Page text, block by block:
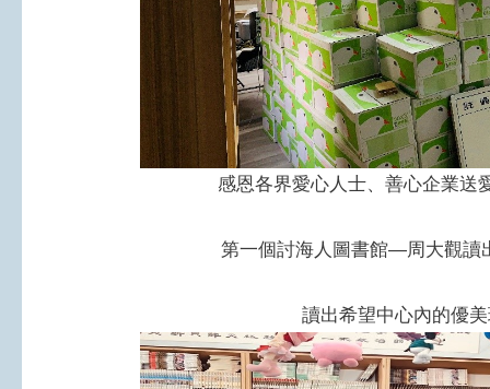
感恩各界愛心人士、善心企業送
第一個討海人圖書館—周大觀讀
讀出希望中心內的優